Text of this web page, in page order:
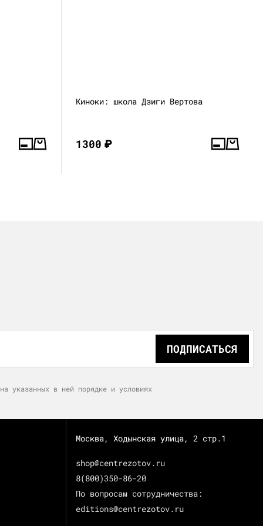
Киноки: школа Дзиги Вертова
1300₽
ПОДПИСАТЬСЯ
указанных в ней порядке и условиях
Москва, Ходынская улица, 2 стр.1
shop@centrezotov.ru
8(800)350-86-20
По вопросам сотрудничества:
editions@centrezotov.ru